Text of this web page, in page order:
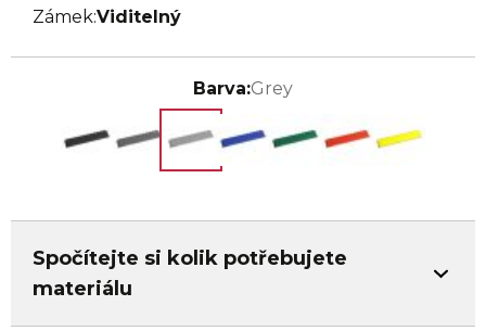
Zámek:Viditelný
Barva:Grey
Spočítejte si kolik potřebujete
materiálu